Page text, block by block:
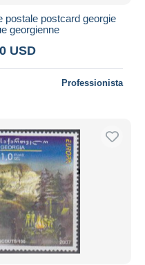
postale postcard georgie
georgienne
USD
Professionista